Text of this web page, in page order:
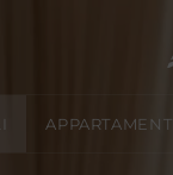
APPARTAMENTI